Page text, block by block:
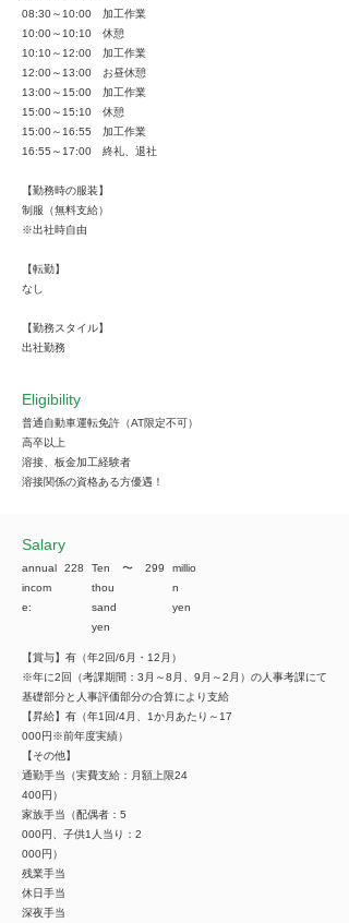
08:30～10:00 加工作業
10:00～10:10 休憩
10:10～12:00 加工作業
12:00～13:00 お昼休憩
13:00～15:00 加工作業
15:00～15:10 休憩
15:00～16:55 加工作業
16:55～17:00 終礼、退社
【勤務時の服装】
制服（無料支給）
※出社時自由
【転勤】
なし
【勤務スタイル】
出社勤務
Eligibility
普通自動車運転免許（AT限定不可）
高卒以上
溶接、板金加工経験者
溶接関係の資格ある方優遇！
​Salary
annual
incom
e:
228
Ten
thou
sand
yen
​〜 299
millio
n
yen
【賞与】有（年2回/6月・12月）
※年に2回（考課期間：3月～8月、9月～2月）の人事考課にて
基礎部分と人事評価部分の合算により支給
【昇給】有（年1回/4月、1か月あたり～17
000円※前年度実績）
【その他】
通勤手当（実費支給：月額上限24
400円）
家族手当（配偶者：5
000円、子供1人当り：2
000円）
残業手当
休日手当
深夜手当